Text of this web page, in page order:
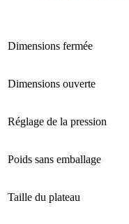
Dimensions fermée
Dimensions ouverte
Réglage de la pression
Poids sans emballage
Taille du plateau